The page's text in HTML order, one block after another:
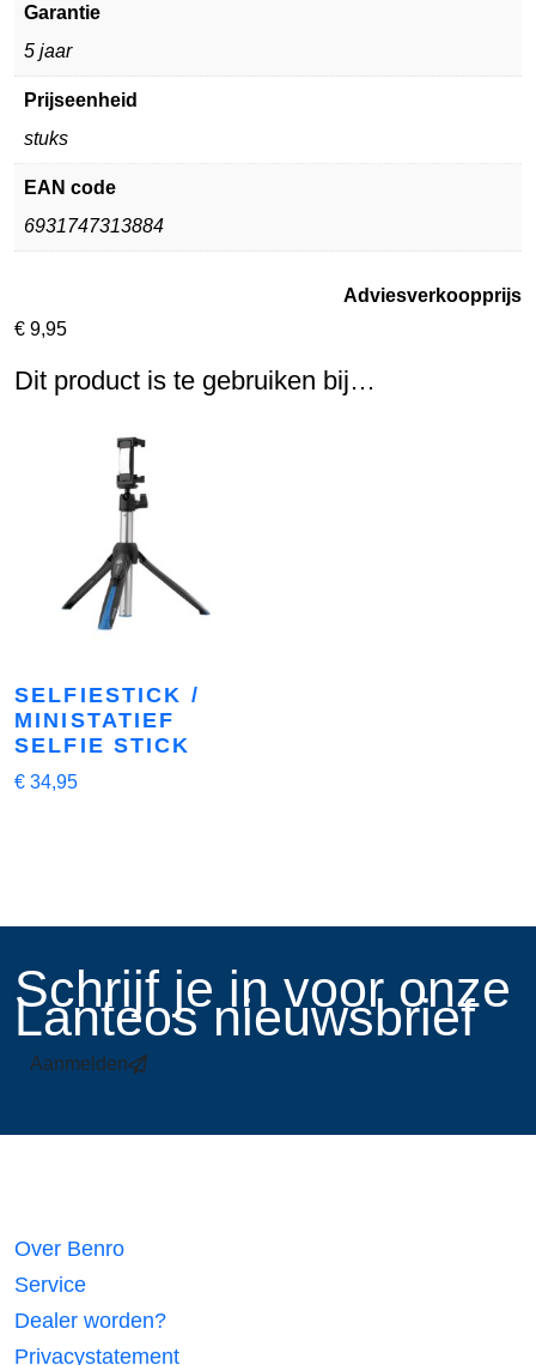
Garantie
5 jaar
Prijseenheid
stuks
EAN code
6931747313884
Adviesverkoopprijs
€ 9,95
Dit product is te gebruiken bij…
SELFIESTICK /
MINISTATIEF
SELFIE STICK
€ 34,95
​Schrijf je in voor onze
Lanteos nieuwsbrief
Aanmelden
Over Benro
Service
Dealer worden?
Privacystatement